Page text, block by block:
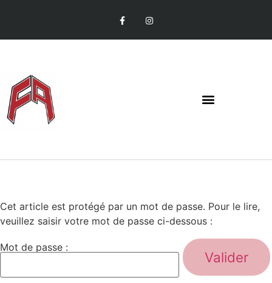
Cet article est protégé par un mot de passe. Pour le lire,
veuillez saisir votre mot de passe ci-dessous :
Mot de passe :